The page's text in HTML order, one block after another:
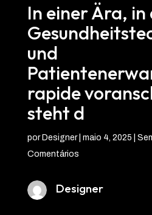
In einer Ära, in
und
rapide
steht d
por Designer| maio 4, 2025 |
Comentários
Designer